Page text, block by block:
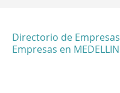
Directorio de Empresas
Empresas en MEDELLIN